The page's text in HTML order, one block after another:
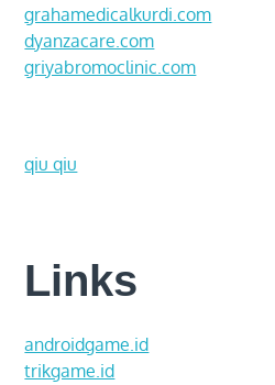
grahamedicalkurdi.com
dyanzacare.com
griyabromoclinic.com
qiu qiu
Links
androidgame.id
trikgame.id